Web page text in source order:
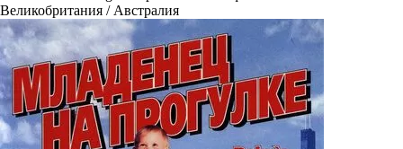
Великобритания / Австралия